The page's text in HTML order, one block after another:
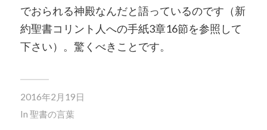
でおられる神殿なんだと語っているのです（新
約聖書コリント人への手紙3章16節を参照して
下さい）。驚くべきことです。
2016年2月19日
In 聖書の言葉